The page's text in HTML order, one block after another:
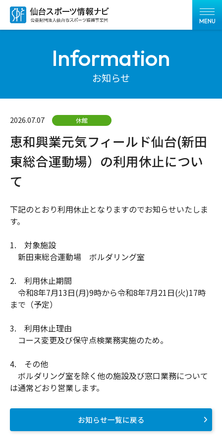
MENU
Information
お知らせ
2026.07.07 休館
恵和興業元気フィールド仙台(新田
東総合運動場）の利用休止につい
て
下記のとおり利用休止となりますのでお知らせいたしま
す。
1. 対象施設
新田東総合運動場 ボルダリング室
2. 利用休止期間
令和8年7月13日(月)9時から令和8年7月21日(火)17時
まで（予定）
3. 利用休止理由
コース変更及び保守点検業務実施のため。
4. その他
ボルダリング室を除く他の施設及び窓口業務について
は通常どおり営業します。
お知らせ一覧に戻る